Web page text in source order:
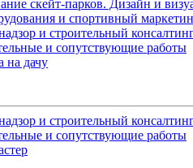
скейт-парков. Дизайн и
и спортивный
и строительный
и сопутствующие работы
на дачу
и строительный
и сопутствующие работы